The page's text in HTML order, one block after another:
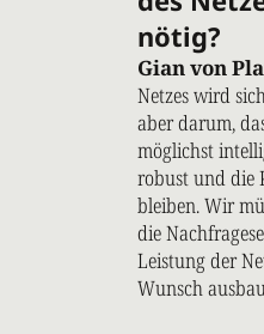
nötig?
Gian von
Netzes wird
aber darum,
möglichst
robust und die
bleiben. Wir
die
Leistung der
Wunsch